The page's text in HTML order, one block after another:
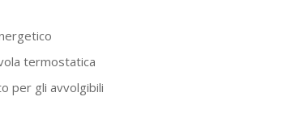
termostatica
per gli avvolgibili